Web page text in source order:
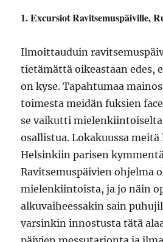
1. Excursiot Ravitsemuspäiville,
Ilmoittauduin
tietämättä oikeastaan edes,
on kyse. Tapahtumaa
toimesta meidän fuksien
se vaikutti
osallistua. Lokakuussa
Helsinkiin parisen
Ravitsemuspäivien ohjelma
mielenkiintoista, ja jo näin
alkuvaiheessakin sain
varsinkin innostusta tätä